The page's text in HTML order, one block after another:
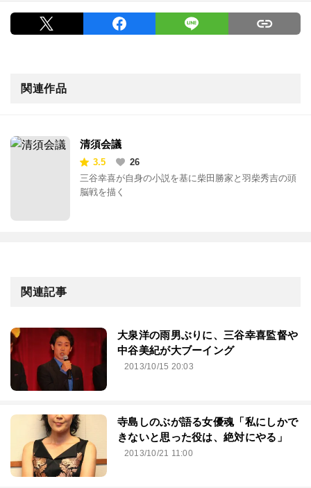
関連作品
清須会議
3.5
26
三谷幸喜が自身の小説を基に柴田勝家と羽柴秀吉の頭
脳戦を描く
関連記事
大泉洋の雨男ぶりに、三谷幸喜監督や
中谷美紀が大ブーイング
2013/10/15 20:03
寺島しのぶが語る女優魂「私にしかで
きないと思った役は、絶対にやる」
2013/10/21 11:00